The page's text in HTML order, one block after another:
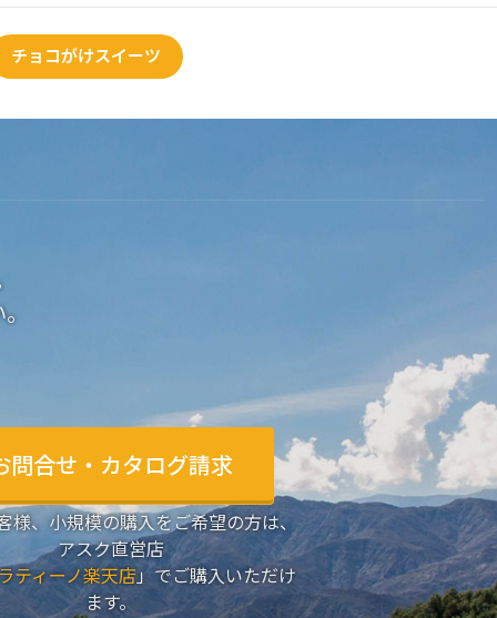
チョコがけスイーツ
問合せ・カタログ請求
様、小規模の購入をご希望の方は、
アスク直営店
ティーノ楽天店」でご購入いただけ
ます。